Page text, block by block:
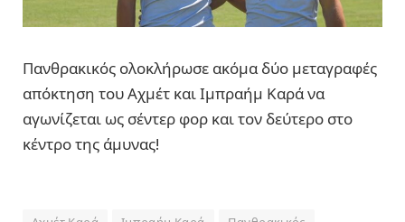
Πανθρακικός ολοκλήρωσε ακόμα δύο μεταγραφές
απόκτηση του Αχμέτ και Ιμπραήμ Καρά να
αγωνίζεται ως σέντερ φορ και τον δεύτερο στο
κέντρο της άμυνας!